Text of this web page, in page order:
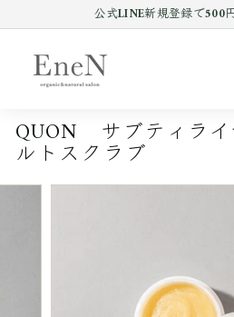
ン
る
Pause
公式LINE新規登録で500
N
o
n
l
QUON サブティライ
ルトスクラブ